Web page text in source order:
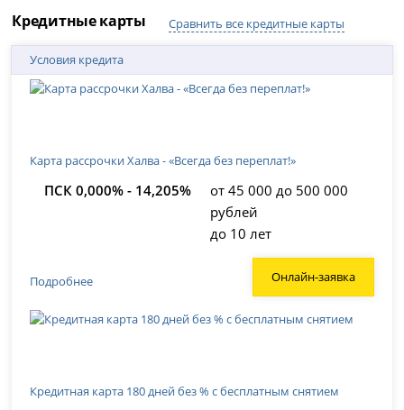
Кредитные карты Сравнить все кредитные карты
Условия кредита
Карта рассрочки Халва - «Всегда без переплат!»
ПСК 0,000% - 14,205%
от 45 000 до 500 000
рублей
до 10 лет
Подробнее Онлайн-заявка
Кредитная карта 180 дней без % с бесплатным снятием